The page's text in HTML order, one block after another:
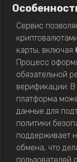
Сервис
карты, включая
Процесс
обязательной
верификации.
платформа
данные для
политики
поддерживает
обмена, что
пользователей